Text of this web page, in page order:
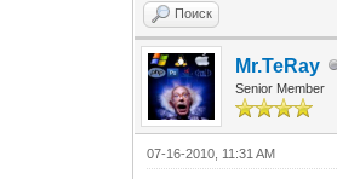
Поиск
Mr.TeRay
Senior Member
07-16-2010, 11:31 AM